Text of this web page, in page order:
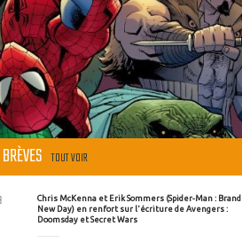
TOUT VOIR
Chris McKenna et Erik Sommers (Spider-Man : Brand
New Day) en renfort sur l'écriture de Avengers :
Doomsday et Secret Wars